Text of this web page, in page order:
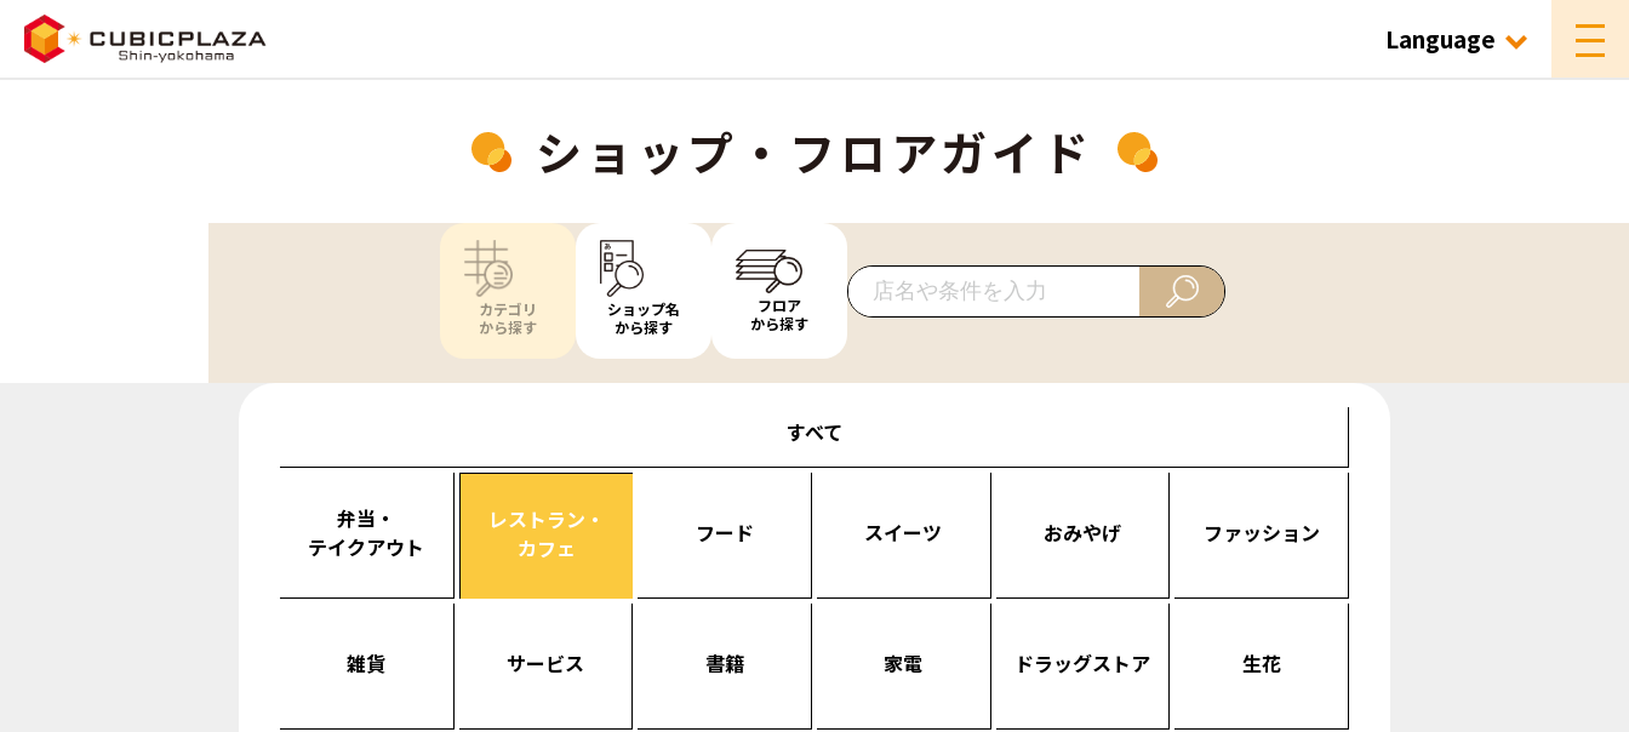
Language
ショップ・フロアガイド
カテゴリ
から探す
ショップ名
から探す
フロア
から探す
すべて
弁当・
テイクアウト
レストラン・
カフェ
フード スイーツ おみやげ ファッション
雑貨 サービス 書籍 家電 ドラッグストア 生花